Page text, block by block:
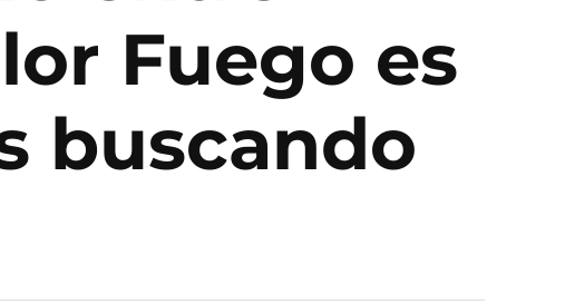
Fuego es
buscando